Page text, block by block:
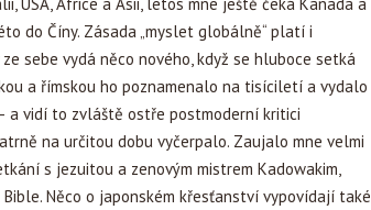
do Číny. Zásada „myslet globálně“ platí i
sebe vydá něco nového, když se hluboce setká
a římskou ho poznamenalo na tisíciletí a vydalo
a vidí to zvláště ostře postmoderní kritici
na určitou dobu vyčerpalo. Zaujalo mne velmi
s jezuitou a zenovým mistrem Kadowakim,
Něco o japonském křesťanství vypovídají také